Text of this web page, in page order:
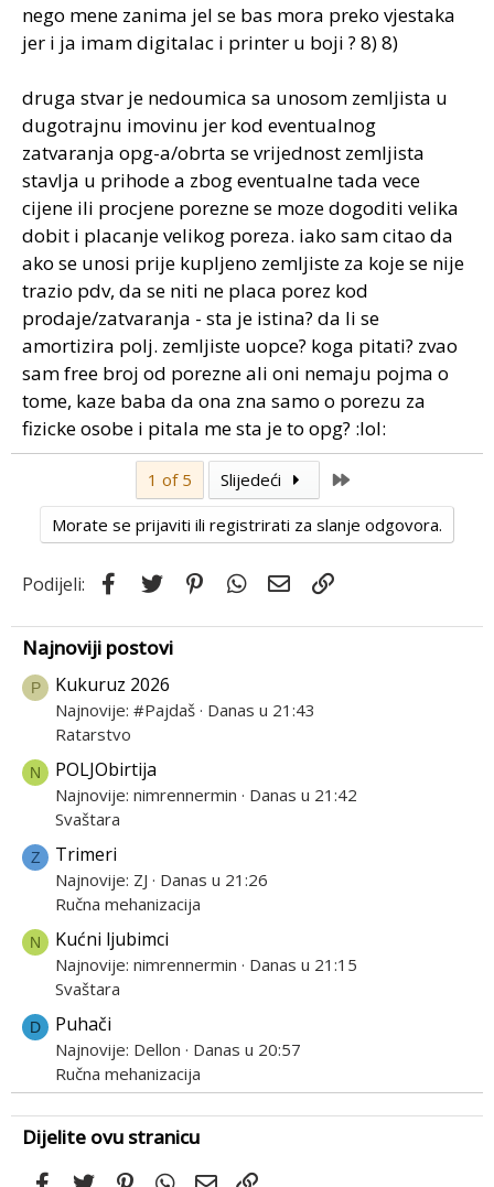
nego mene zanima jel se bas mora preko vjestaka
jer i ja imam digitalac i printer u boji ? 8) 8)
druga stvar je nedoumica sa unosom zemljista u
dugotrajnu imovinu jer kod eventualnog
zatvaranja opg-a/obrta se vrijednost zemljista
stavlja u prihode a zbog eventualne tada vece
cijene ili procjene porezne se moze dogoditi velika
dobit i placanje velikog poreza. iako sam citao da
ako se unosi prije kupljeno zemljiste za koje se nije
trazio pdv, da se niti ne placa porez kod
prodaje/zatvaranja - sta je istina? da li se
amortizira polj. zemljiste uopce? koga pitati? zvao
sam free broj od porezne ali oni nemaju pojma o
tome, kaze baba da ona zna samo o porezu za
fizicke osobe i pitala me sta je to opg? :lol:
1 of 5 Slijedeći
Morate se prijaviti ili registrirati za slanje odgovora.
Podijeli: Facebook
Twitter PinterestWhatsApp
Email
Najnoviji postovi
P Kukuruz 2026
Najnovije: #Pajdaš Danas u 21:43
Ratarstvo
N POLJObirtija
Najnovije: nimrennermin
Danas u 21:42
Svaštara
Z Trimeri
Najnovije: ZJ
Danas u 21:26
Ručna mehanizacija
N Kućni ljubimci
Najnovije: nimrennermin
Danas u 21:15
Svaštara
D Puhači
Najnovije: Dellon
Danas u 20:57
Ručna mehanizacija
Dijelite ovu stranicu
FacebookTwitterPinterestWhatsApp
Email